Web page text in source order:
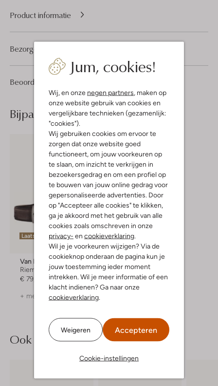
Jum, cookies!
Wij, en onze negen partners, maken op
onze website gebruik van cookies en
vergelijkbare technieken (gezamenlijk:
"cookies").
Wij gebruiken cookies om ervoor te
zorgen dat onze website goed
functioneert, om jouw voorkeuren op
te slaan, om inzicht te verkrijgen in
bezoekersgedrag en om een profiel op
te bouwen van jouw online gedrag voor
gepersonaliseerde advertenties. Door
op "Accepteer alle cookies" te klikken,
ga je akkoord met het gebruik van alle
cookies zoals omschreven in onze
privacy- en cookieverklaring.
Wil je je voorkeuren wijzigen? Via de
cookieknop onderaan de pagina kun je
jouw toestemming ieder moment
intrekken. Wil je meer informatie of een
klacht indienen? Ga naar onze
cookieverklaring.
Weigeren Accepteren
Cookie-instellingen
Product informatie
Beoordelingen
Sterren
Bezorgen & retourneren
Bijpassende producten
Laatste items
Van Bommel
Riem
€ 79,99
+ meer kleuren
Ook iets voor jou?